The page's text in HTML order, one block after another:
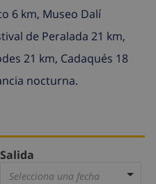
6 km, Museo Dalí
de Peralada 21 km,
21 km, Cadaqués 18
nocturna.
Salida
Selecciona una fecha